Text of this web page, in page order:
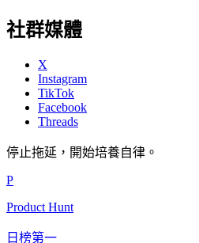
社群媒體
X
Instagram
TikTok
Facebook
Threads
停止拖延，開始培養自律。
P
Product Hunt
日榜第一